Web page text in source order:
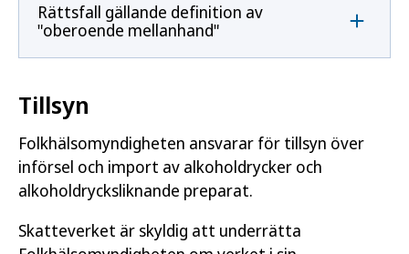
Rättsfall gällande definition av
"oberoende mellanhand"
Tillsyn
Folkhälsomyndigheten ansvarar för tillsyn över
införsel och import av alkoholdrycker och
alkoholdrycksliknande preparat.
Skatteverket är skyldig att underrätta